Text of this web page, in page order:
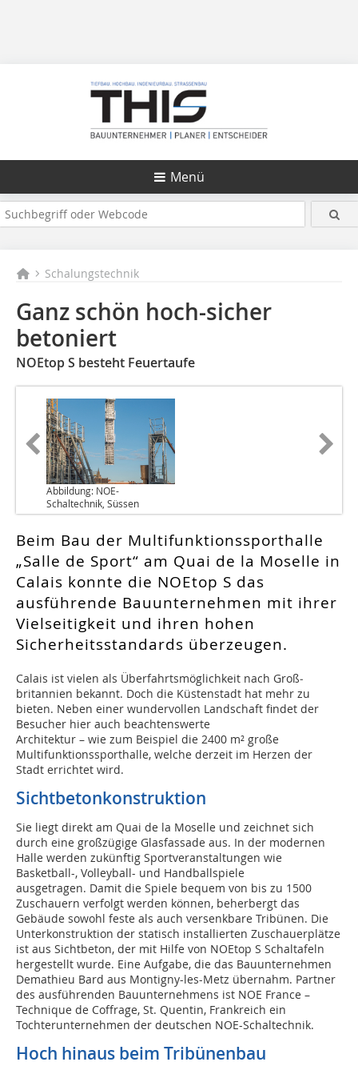
Menü
Schalungstechnik
Ganz schön hoch-sicher
betoniert
NOEtop S besteht Feuertaufe
Abbildung: NOE-
Schaltechnik, Süssen
Beim Bau der Multifunktionssporthalle
„Salle de Sport“ am Quai de la Moselle in
Calais konnte die NOEtop S das
ausführende Bauunternehmen mit ihrer
Vielseitigkeit und ihren hohen
Sicherheitsstandards überzeugen.
Calais ist vielen als Überfahrtsmöglichkeit nach Groß­
britannien bekannt. Doch die Küstenstadt hat mehr zu
bieten. Neben einer wundervollen Landschaft findet der
Besucher hier auch beachtenswerte
Architektur – wie zum Beispiel die 2400 m² große
Multifunktionssport­halle, welche derzeit im Herzen der
Stadt errichtet wird.
Sichtbetonkonstruktion
Sie liegt direkt am Quai de la Moselle und zeichnet sich
durch eine großzügige Glasfassade aus. In der modernen
Halle werden zukünftig Sportveranstaltungen wie
Basketball-, Volleyball- und Handballspiele
ausgetragen. Damit die Spiele bequem von bis zu 1500
Zuschauern verfolgt werden können, beherbergt das
Gebäude sowohl feste als auch versenkbare Tribünen. Die
Unterkonstruktion der statisch installierten Zuschauerplätze
ist aus Sichtbeton, der mit Hilfe von NOEtop S Schaltafeln
hergestellt wurde. Eine Aufgabe, die das Bauunternehmen
Demathieu Bard aus Montigny-les-Metz übernahm. Partner
des ausführenden Bauunternehmens ist NOE France –
Technique de Coffrage, St. Quentin, Frankreich ein
Tochterunternehmen der deutschen NOE-Schal­technik.
Hoch hinaus beim Tribünenbau